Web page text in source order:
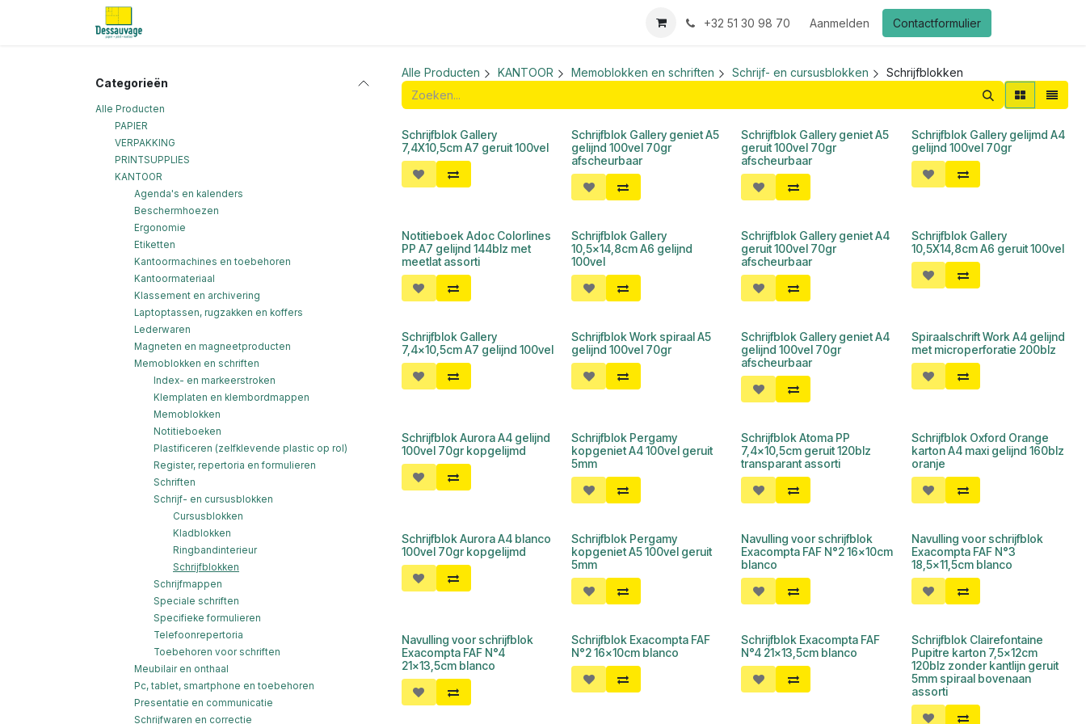
Overslaan naar inhoud
+32 51 30 98 70 Aanmelden Contactformulier
Categorieën
Alle Producten
PAPIER
VERPAKKING
PRINTSUPPLIES
KANTOOR
Agenda's en kalenders
Beschermhoezen
Ergonomie
Etiketten
Kantoormachines en toebehoren
Kantoormateriaal
Klassement en archivering
Laptoptassen, rugzakken en koffers
Lederwaren
Magneten en magneetproducten
Memoblokken en schriften
Index- en markeerstroken
Klemplaten en klembordmappen
Memoblokken
Notitieboeken
Plastificeren (zelfklevende plastic op rol)
Register, repertoria en formulieren
Schriften
Schrijf- en cursusblokken
Cursusblokken
Kladblokken
Ringbandinterieur
Schrijfblokken
Schrijfmappen
Speciale schriften
Specifieke formulieren
Telefoonrepertoria
Toebehoren voor schriften
Meubilair en onthaal
Pc, tablet, smartphone en toebehoren
Presentatie en communicatie
Schrijfwaren en correctie
Alle Producten KANTOOR Memoblokken en schriften Schrijf- en cursusblokken Schrijfblokken
Schrijfblok Gallery
7,4X10,5cm A7 geruit 100vel
Schrijfblok Gallery geniet A5
gelijnd 100vel 70gr
afscheurbaar
Schrijfblok Gallery geniet A5
geruit 100vel 70gr
afscheurbaar
Schrijfblok Gallery gelijmd A4
gelijnd 100vel 70gr
Notitieboek Adoc Colorlines
PP A7 gelijnd 144blz met
meetlat assorti
Schrijfblok Gallery
10,5x14,8cm A6 gelijnd
100vel
Schrijfblok Gallery geniet A4
geruit 100vel 70gr
afscheurbaar
Schrijfblok Gallery
10,5X14,8cm A6 geruit 100vel
Schrijfblok Gallery
7,4x10,5cm A7 gelijnd 100vel
Schrijfblok Work spiraal A5
gelijnd 100vel 70gr
Schrijfblok Gallery geniet A4
gelijnd 100vel 70gr
afscheurbaar
Spiraalschrift Work A4 gelijnd
met microperforatie 200blz
Schrijfblok Aurora A4 gelijnd
100vel 70gr kopgelijmd
Schrijfblok Pergamy
kopgeniet A4 100vel geruit
5mm
Schrijfblok Atoma PP
7,4x10,5cm geruit 120blz
transparant assorti
Schrijfblok Oxford Orange
karton A4 maxi gelijnd 160blz
oranje
Schrijfblok Aurora A4 blanco
100vel 70gr kopgelijmd
Schrijfblok Pergamy
kopgeniet A5 100vel geruit
5mm
Navulling voor schrijfblok
Exacompta FAF N°2 16x10cm
blanco
Navulling voor schrijfblok
Exacompta FAF N°3
18,5x11,5cm blanco
Navulling voor schrijfblok
Exacompta FAF N°4
21x13,5cm blanco
Schrijfblok Exacompta FAF
N°2 16x10cm blanco
Schrijfblok Exacompta FAF
N°4 21x13,5cm blanco
Schrijfblok Clairefontaine
Pupitre karton 7,5x12cm
120blz zonder kantlijn geruit
5mm spiraal bovenaan
assorti